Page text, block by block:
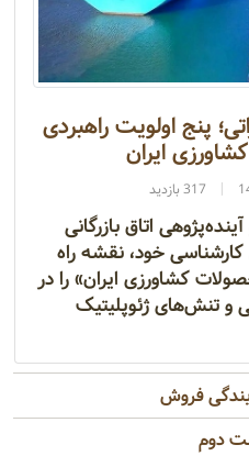
پنج اولویت راهبردی
ایران
317 بازدید
اتاق بازرگانی
کارشناسی خود، نقشه راه
کشاورزی ایران» را در
و تنش‌های ژئوپلیتیک
فروش
دوم